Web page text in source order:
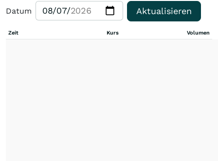
Datum Aktualisieren
Zeit Kurs Volumen